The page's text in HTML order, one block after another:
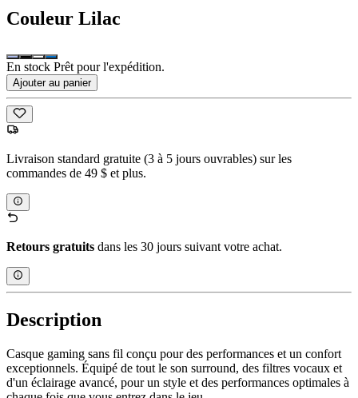
Couleur Lilac
En stock Prêt pour l'expédition.
Ajouter au panier
Livraison standard gratuite (3 à 5 jours ouvrables) sur les
commandes de 49 $ et plus.
Retours gratuits dans les 30 jours suivant votre achat.
Description
Casque gaming sans fil conçu pour des performances et un confort
exceptionnels. Équipé de tout le son surround, des filtres vocaux et
d'un éclairage avancé, pour un style et des performances optimales à